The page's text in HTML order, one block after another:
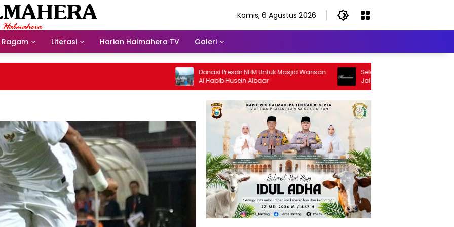
Kamis, 6 Agustus 2026
Ragam Literasi Harian Halmahera TV Galeri
Donasi Presdir NHM Untuk Masjid Warisan
Al Habib Husein Albaar
Selamat Jalan Sang Inspirator,
Jalan Abangku Yuslam Idris